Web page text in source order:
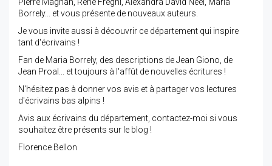
Borrely... et vous présente de nouveaux auteurs.
Je vous invite aussi à découvrir ce département qui inspire
tant d'écrivains !
Fan de Maria Borrely, des descriptions de Jean Giono, de
Jean Proal... et toujours à l'affût de nouvelles écritures !
N'hésitez pas à donner vos avis et à partager vos lectures
d'écrivains bas alpins !
Avis aux écrivains du département, contactez-moi si vous
souhaitez être présents sur le blog !
Florence Bellon